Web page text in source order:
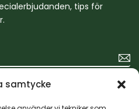
samtycke
tips för